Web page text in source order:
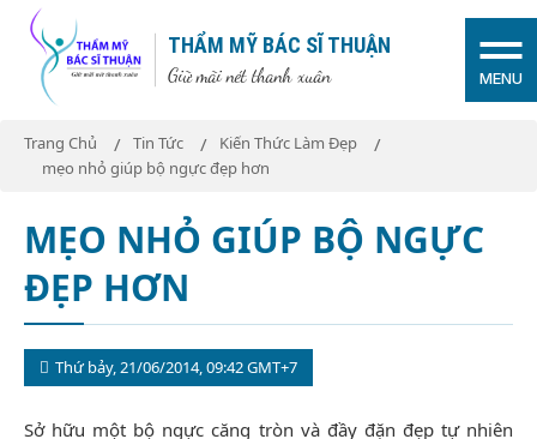
THẨM MỸ BÁC SĨ THUẬN
Giữ mãi nét thanh xuân MENU
Trang Chủ Tin Tức
Kiến Thức Làm Đẹp
mẹo nhỏ giúp bộ ngực đẹp hơn
MẸO NHỎ GIÚP BỘ NGỰC
ĐẸP HƠN
Thứ bảy, 21/06/2014, 09:42 GMT+7
Sở hữu một bộ ngực căng tròn và đầy đặn đẹp tự nhiên